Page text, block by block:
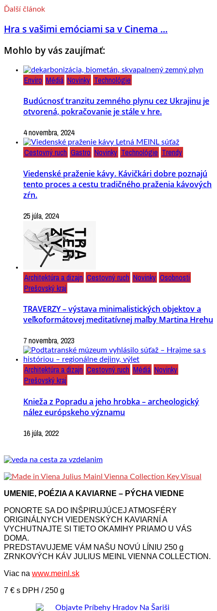
Ďalší článok
Hra s vašimi emóciami sa v Cinema ...
Mohlo by vás zaujímať:
Enviro Médiá Novinky Technológie
Budúcnosť tranzitu zemného plynu cez Ukrajinu je
otvorená, pokračovanie je stále v hre.
4 novembra, 2024
Cestovný ruch Gastro Novinky Technológie Trendy
Viedenské praženie kávy. Kávičkári dobre poznajú
tento proces a cestu tradičného praženia kávových
zŕn.
25 júla, 2024
Architektúra a dizajn Cestovný ruch Novinky Osobnosti
Prešovský kraj
TRAVERZY – výstava minimalistických objektov a
veľkoformátovej meditatívnej maľby Martina Hrehu
7 novembra, 2023
Architektúra a dizajn Cestovný ruch Médiá Novinky
Prešovský kraj
Knieža z Popradu a jeho hrobka – archeologický
nález európskeho významu
16 júla, 2022
UMENIE, POÉZIA A KAVIARNE – PÝCHA VIEDNE
PONORTE SA DO INŠPIRUJÚCEJ ATMOSFÉRY
ORIGINÁLNYCH VIEDENSKÝCH KAVIARNÍ A
VYCHUTNAJTE SI TIETO OKAMIHY PRIAMO U VÁS
DOMA.
PREDSTAVUJEME VÁM NAŠU NOVÚ LÍNIU 250 g
ZRNKOVÝCH KÁV JULIUS MEINL VIENNA COLLECTION.
Viac na www.meinl.sk
7 € s DPH / 250 g